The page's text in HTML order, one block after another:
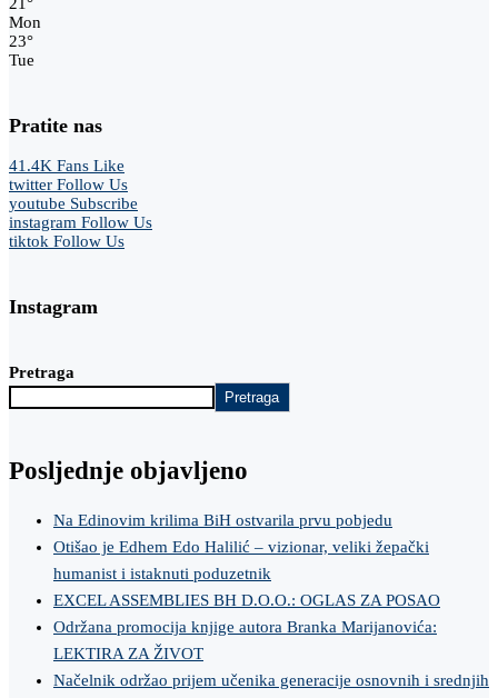
Mon
23°
Tue
Pratite nas
41.4K Fans Like
twitter Follow Us
youtube Subscribe
instagram Follow Us
tiktok Follow Us
Instagram
Pretraga
Pretraga
Posljednje objavljeno
Na Edinovim krilima BiH ostvarila prvu pobjedu
Otišao je Edhem Edo Halilić – vizionar, veliki žepački
humanist i istaknuti poduzetnik
EXCEL ASSEMBLIES BH D.O.O.: OGLAS ZA POSAO
Održana promocija knjige autora Branka Marijanovića:
LEKTIRA ZA ŽIVOT
Načelnik održao prijem učenika generacije osnovnih i srednjih